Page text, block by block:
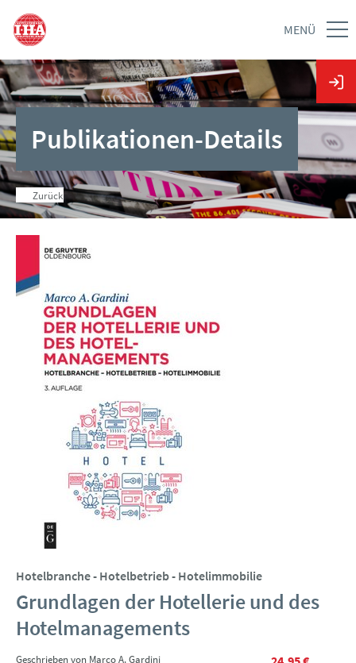
MENÜ
Publikationen-Details
Zurück
Hotelbranche - Hotelbetrieb - Hotelimmobilie
Grundlagen der Hotellerie und des
Hotelmanagements
Geschrieben von Marco A. Gardini